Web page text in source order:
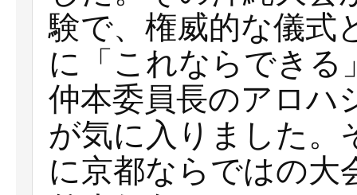
験で、権威的な儀式
に「これならできる
仲本委員長のアロハ
が気に入りました。
に京都ならではの大